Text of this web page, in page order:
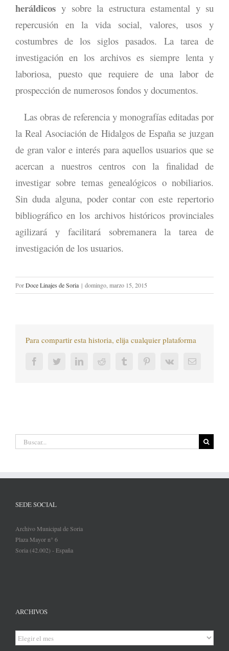
heráldicosy sobre la estructura estamental y su
repercusión en la vida social, valores, usos y
costumbres de los siglos pasados. La tarea de
investigación en los archivos es siempre lenta y
laboriosa, puesto que requiere de una labor de
prospección de numerosos fondos y documentos.
Las obras de referencia y monografías editadas por
la Real Asociación de Hidalgos de España se juzgan
de gran valor e interés para aquellos usuarios que se
acercan a nuestros centros con la finalidad de
investigar sobre temas genealógicos o nobiliarios.
Sin duda alguna, poder contar con este repertorio
bibliográfico en los archivos históricos provinciales
agilizará y facilitará sobremanera la tarea de
investigación de los usuarios.
PorDoce Linajes de Soria | domingo, marzo 15, 2015
Para compartir esta historia, elija cualquier plataforma
FacebookTwitterLinkedInReddit Tumblr PinterestVk
Correo
Buscar:
SEDE SOCIAL
Archivo Municipal de Soria
Plaza Mayor n° 6
Soria (42.002) - España
ARCHIVOS
Archivos